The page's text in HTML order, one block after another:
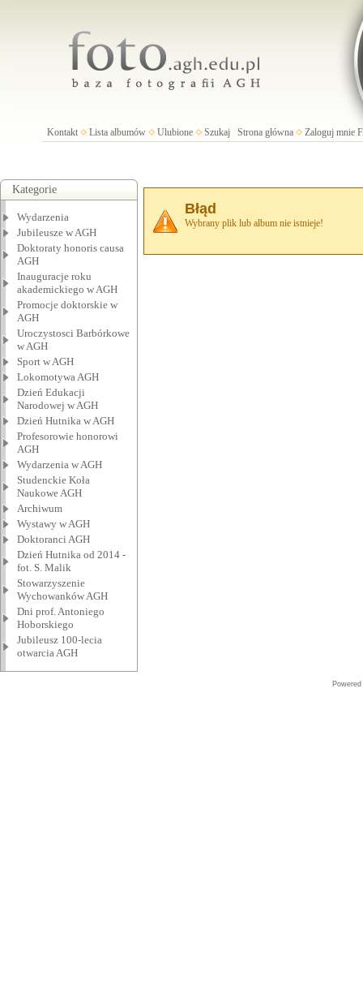
Kontakt Lista albumów Ulubione Szukaj Strona główna Zaloguj mnie
Kategorie
Wydarzenia
Jubileusze w AGH
Doktoraty honoris causa
AGH
Inauguracje roku
akademickiego w AGH
Promocje doktorskie w
AGH
Uroczystosci Barbórkowe
w AGH
Sport w AGH
Lokomotywa AGH
Dzień Edukacji
Narodowej w AGH
Dzień Hutnika w AGH
Profesorowie honorowi
AGH
Wydarzenia w AGH
Studenckie Koła
Naukowe AGH
Archiwum
Wystawy w AGH
Doktoranci AGH
Dzień Hutnika od 2014 -
fot. S. Malik
Stowarzyszenie
Wychowanków AGH
Dni prof. Antoniego
Hoborskiego
Jubileusz 100-lecia
otwarcia AGH
Błąd
Wybrany plik lub album nie istnieje!